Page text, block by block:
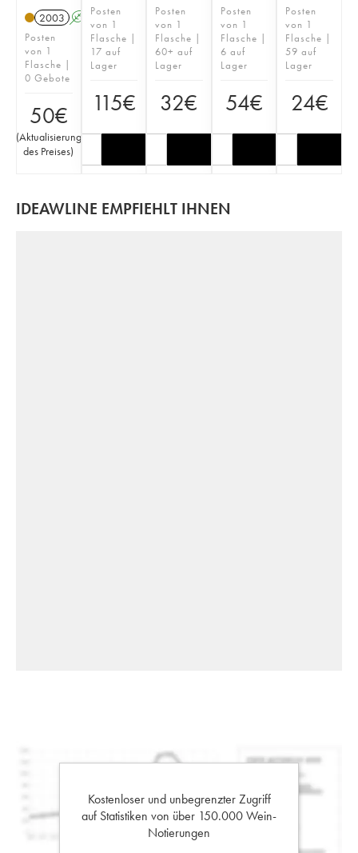
2003 A S
Posten
von 1
Flasche |
0 Gebote
50€
(Aktualisierung
des Preises)
Posten
von 1
Flasche |
17 auf
Lager
115€
Posten
von 1
Flasche |
60+ auf
Lager
32€
Posten
von 1
Flasche |
6 auf
Lager
54€
Posten
von 1
Flasche |
59 auf
Lager
24€
IDEAWLINE EMPFIEHLT IHNEN
Kostenloser und unbegrenzter Zugriff
auf Statistiken von über 150.000 Wein-
Notierungen